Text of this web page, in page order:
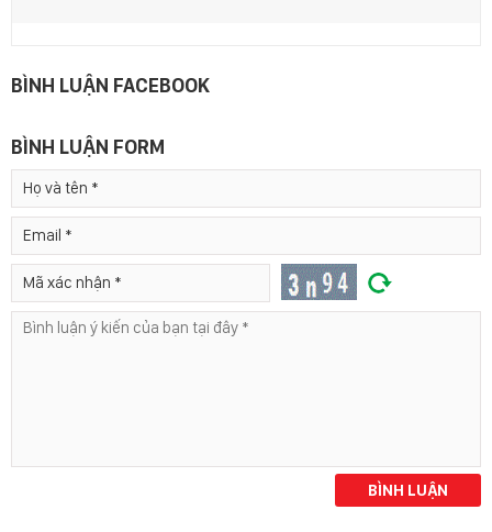
BÌNH LUẬN FACEBOOK
BÌNH LUẬN FORM
BÌNH LUẬN